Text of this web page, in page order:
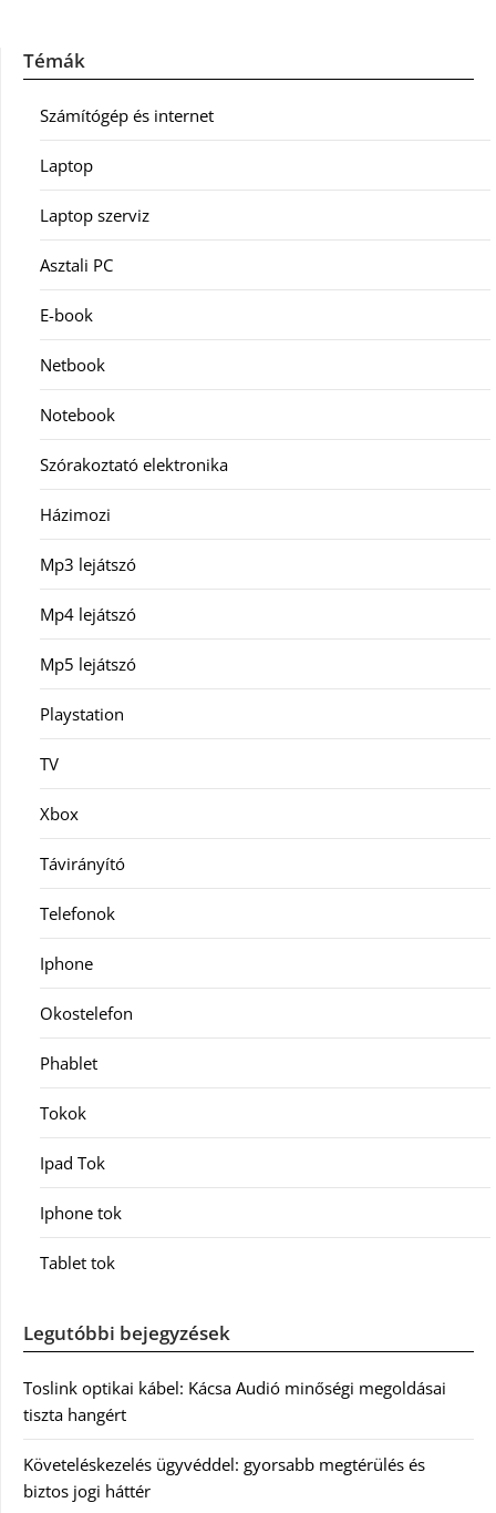
Témák
Számítógép és internet
Laptop
Laptop szerviz
Asztali PC
E-book
Netbook
Notebook
Szórakoztató elektronika
Házimozi
Mp3 lejátszó
Mp4 lejátszó
Mp5 lejátszó
Playstation
TV
Xbox
Távirányító
Telefonok
Iphone
Okostelefon
Phablet
Tokok
Ipad Tok
Iphone tok
Tablet tok
Legutóbbi bejegyzések
Toslink optikai kábel: Kácsa Audió minőségi megoldásai
tiszta hangért
Követeléskezelés ügyvéddel: gyorsabb megtérülés és
biztos jogi háttér